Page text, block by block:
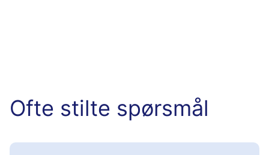
Ofte stilte spørsmål